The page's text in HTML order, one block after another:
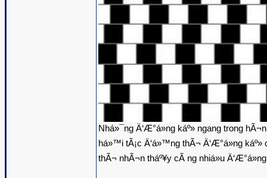
Nhá»¯ng Ä‘Æ°á»ng káº» ngang trong
há»™i tÃ¡c Ä‘á»™ng thÃ¬ Ä‘Æ°á»ng káº»
thÃ¬ nhÃ¬n tháº¥y cÃ ng nhiá»u